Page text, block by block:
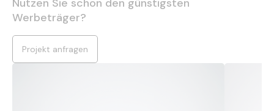
Nutzen Sie schon den günstigsten
Werbeträger?
Projekt anfragen
Designfolierung